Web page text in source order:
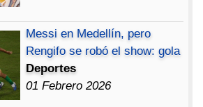
Messi en Medellín, pero
Rengifo se robó el show: gola
Deportes
01 Febrero 2026